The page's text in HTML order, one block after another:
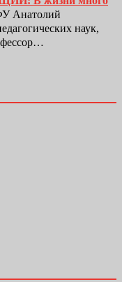
Анатолий
наук,